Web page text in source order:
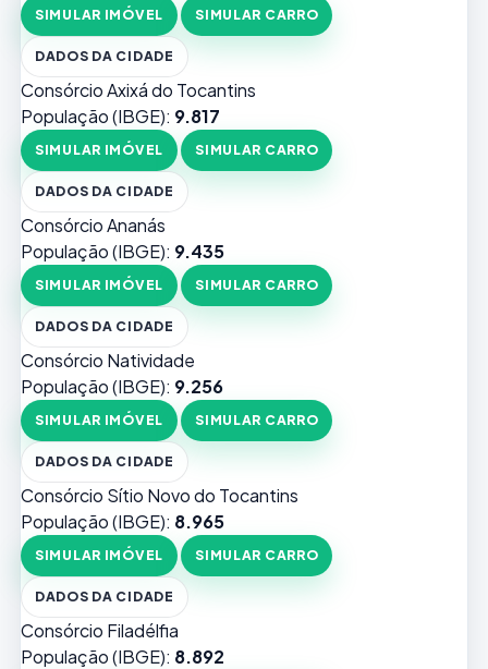
SIMULAR IMÓVEL SIMULAR CARRO
DADOS DA CIDADE
Consórcio Axixá do Tocantins
População (IBGE): 9.817
SIMULAR IMÓVEL SIMULAR CARRO
DADOS DA CIDADE
Consórcio Ananás
População (IBGE): 9.435
SIMULAR IMÓVEL SIMULAR CARRO
DADOS DA CIDADE
Consórcio Natividade
População (IBGE): 9.256
SIMULAR IMÓVEL SIMULAR CARRO
DADOS DA CIDADE
Consórcio Sítio Novo do Tocantins
População (IBGE): 8.965
SIMULAR IMÓVEL SIMULAR CARRO
DADOS DA CIDADE
Consórcio Filadélfia
População (IBGE): 8.892